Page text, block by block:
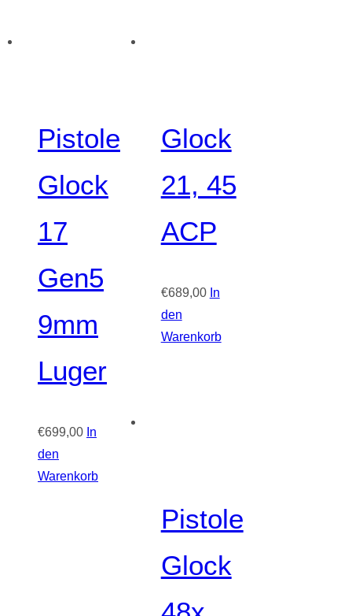
Pistole
Glock
17
Gen5
9mm
Luger
€699,00 In
den
Warenkorb
Glock
21, 45
ACP
€689,00 In
den
Warenkorb
Pistole
Glock